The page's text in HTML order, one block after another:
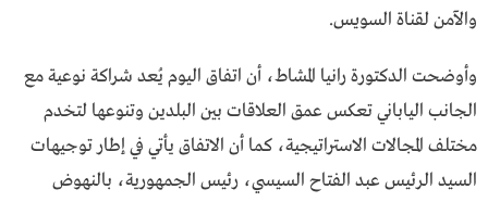
والآمن لقناة السويس.
وأوضحت الدكتورة رانيا المشاط، أن اتفاق اليوم يُعد شراكة نوعية مع
الجانب الياباني تعكس عمق العلاقات بين البلدين وتنوعها لتخدم
مختلف المجالات الاستراتيجية، كما أن الاتفاق يأتي في إطار توجيهات
السيد الرئيس عبد الفتاح السيسي، رئيس الجمهورية، بالنهوض